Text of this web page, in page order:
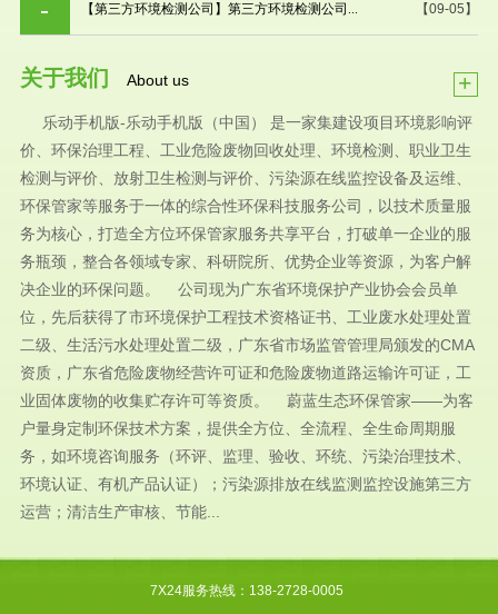
【09-05】
【第三方环境检测公司】第三方环境检测公司...
关于我们 About us +
乐动手机版-乐动手机版（中国） 是一家集建设项目环境影响评
价、环保治理工程、工业危险废物回收处理、环境检测、职业卫生
检测与评价、放射卫生检测与评价、污染源在线监控设备及运维、
环保管家等服务于一体的综合性环保科技服务公司，以技术质量服
务为核心，打造全方位环保管家服务共享平台，打破单一企业的服
务瓶颈，整合各领域专家、科研院所、优势企业等资源，为客户解
决企业的环保问题。 公司现为广东省环境保护产业协会会员单
位，先后获得了市环境保护工程技术资格证书、工业废水处理处置
二级、生活污水处理处置二级，广东省市场监管管理局颁发的CMA
资质，广东省危险废物经营许可证和危险废物道路运输许可证，工
业固体废物的收集贮存许可等资质。 蔚蓝生态环保管家——为客
户量身定制环保技术方案，提供全方位、全流程、全生命周期服
务，如环境咨询服务（环评、监理、验收、环统、污染治理技术、
环境认证、有机产品认证）；污染源排放在线监测监控设施第三方
运营；清洁生产审核、节能...
7X24服务热线：138-2728-0005